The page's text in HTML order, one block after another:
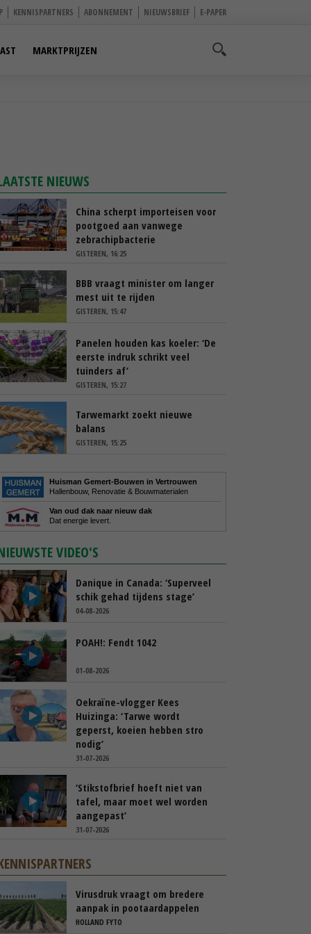
KENNISPARTNERS ABONNEMENT NIEUWSBRIEF E-PAPER
MARKTPRIJZEN
NIEUWS
China scherpt importeisen voor
pootgoed aan vanwege
zebrachipbacterie
GISTEREN, 16:25
BBB vraagt minister om langer
mest uit te rijden
GISTEREN, 15:47
Panelen houden kas koeler: ‘De
eerste indruk schrikt veel
tuinders af’
GISTEREN, 15:27
Tarwemarkt zoekt nieuwe
balans
GISTEREN, 15:25
Huisman Gemert-Bouwen in Vertrouwen
Hallenbouw, Renovatie & Bouwmaterialen
Van oud dak naar nieuw dak
Dat energie levert.
VIDEO'S
Danique in Canada: ‘Superveel
schik gehad tijdens stage’
04-08-2026
POAH!: Fendt 1042
01-08-2026
Oekraïne-vlogger Kees
Huizinga: ‘Tarwe wordt
geperst, koeien hebben stro
nodig’
31-07-2026
‘Stikstofbrief hoeft niet van
tafel, maar moet wel worden
aangepast’
31-07-2026
Virusdruk vraagt om bredere
aanpak in pootaardappelen
HOLLAND FYTO